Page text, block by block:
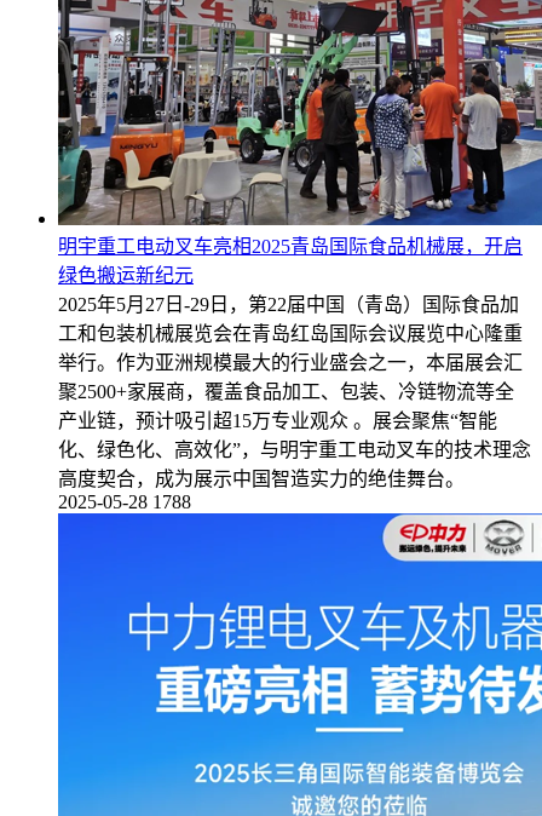
明宇重工电动叉车亮相2025青岛国际食品机械展，开启
绿色搬运新纪元
2025年5月27日-29日，第22届中国（青岛）国际食品加
工和包装机械展览会在青岛红岛国际会议展览中心隆重
举行。作为亚洲规模最大的行业盛会之一，本届展会汇
聚2500+家展商，覆盖食品加工、包装、冷链物流等全
产业链，预计吸引超15万专业观众 。展会聚焦“智能
化、绿色化、高效化”，与明宇重工电动叉车的技术理念
高度契合，成为展示中国智造实力的绝佳舞台。
2025-05-28 1788